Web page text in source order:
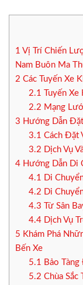
1 Vị Trí Chiến
Nam Buôn Ma
2 Các Tuyến Xe
2.1
Tuyến
2.2 Mạng
3 Hướng Dẫn
3.1 Cách Đặt
3.2 Dịch Vụ
4 Hướng Dẫn Di
4.1
Di
4.2 Di
4.3 Từ Sân
4.4Dịch Vụ
5 Khám Phá
Bến Xe
5.1
Bảo
5.2 Chùa